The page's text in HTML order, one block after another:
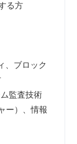
る方
、ブロック
監査技術
ー）、情報